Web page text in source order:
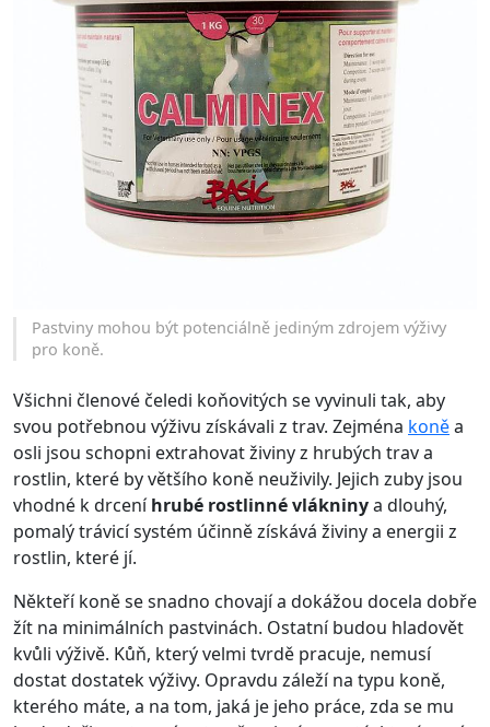
Pastviny mohou být potenciálně jediným zdrojem výživy
pro koně.
Všichni členové čeledi koňovitých se vyvinuli tak, aby
svou potřebnou výživu získávali z trav. Zejména koněa
osli jsou schopni extrahovat živiny z hrubých trav a
rostlin, které by většího koně neuživily. Jejich zuby jsou
vhodné k drceníhrubé rostlinné vlákninya dlouhý,
pomalý trávicí systém účinně získává živiny a energii z
rostlin, které jí.
Někteří koně se snadno chovají a dokážou docela dobře
žít na minimálních pastvinách. Ostatní budou hladovět
kvůli výživě. Kůň, který velmi tvrdě pracuje, nemusí
dostat dostatek výživy. Opravdu záleží na typu koně,
kterého máte, a na tom, jaká je jeho práce, zda se mu